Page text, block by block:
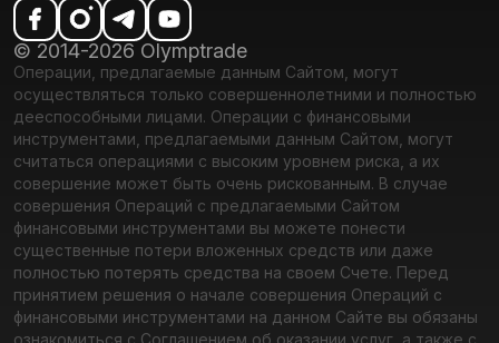
© 2014-2026 Olymptrade
Операции, предлагаемые данным Сайтом, могут
осуществляться только совершеннолетними и полностью
дееспособными лицами. Операции с финансовыми
инструментами, предлагаемыми данным Сайтом, могут
считаться операциями с высоким уровнем риска, а их
совершение может быть очень рискованным. В случае
совершения Операций с предлагаемыми Сайтом
финансовыми инструментами вы можете понести
существенные потери вложенных средств или даже
полностью потерять средства на своем Счете. Перед
принятием решения о начале совершения Операций с
финансовыми инструментами на данном Сайте вы обязаны
ознакомиться с Соглашением об оказании услуг, а также с